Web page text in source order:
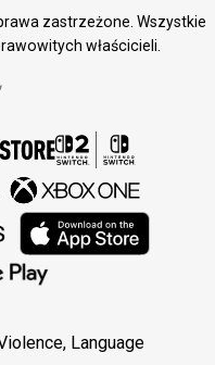
zastrzeżone. Wszystkie
właścicieli.
Language